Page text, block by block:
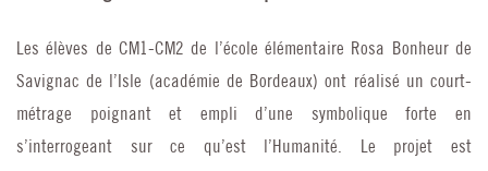
Les élèves de CM1-CM2 de l’école élémentaire Rosa Bonheur de
Savignac de l’Isle (académie de Bordeaux) ont réalisé un court-
métrage poignant et empli d’une symbolique forte en
s’interrogeant sur ce qu’est l’Humanité. Le projet est